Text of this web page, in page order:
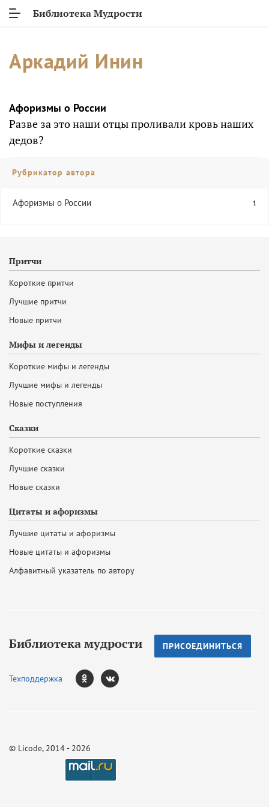
Библиотека Мудрости
Аркадий Инин
Афоризмы о России
Разве за это наши отцы проливали кровь наших
дедов?
Рубрикатор автора
Афоризмы о России 1
Притчи
Короткие притчи
Лучшие притчи
Новые притчи
Мифы и легенды
Короткие мифы и легенды
Лучшие мифы и легенды
Новые поступления
Сказки
Короткие сказки
Лучшие сказки
Новые сказки
Цитаты и афоризмы
Лучшие цитаты и афоризмы
Новые цитаты и афоризмы
Алфавитный указатель по автору
Библиотека мудрости ПРИСОЕДИНИТЬСЯ
Техподдержка
© Licode, 2014 - 2026